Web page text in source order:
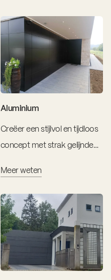
Aluminium
Creëer een stijlvol en tijdloos
concept met strak gelijnde
Meer weten